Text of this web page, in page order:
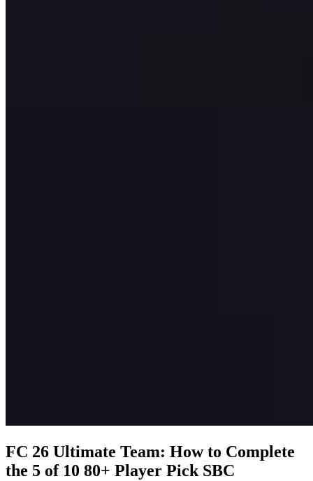
FC 26 Ultimate Team: How to Complete
the 5 of 10 80+ Player Pick SBC